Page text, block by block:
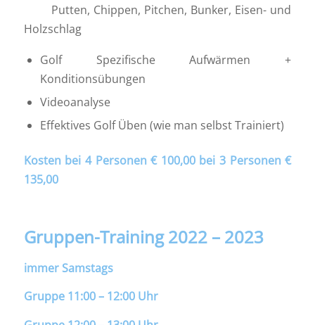
Putten, Chippen, Pitchen, Bunker, Eisen- und
Holzschlag
Golf Spezifische Aufwärmen +
Konditionsübungen
Videoanalyse
Effektives Golf Üben (wie man selbst Trainiert)
Kosten bei 4 Personen € 100,00 bei 3 Personen €
135,00
Gruppen-Training 2022 – 2023
immer Samstags
Gruppe 11:00 – 12:00 Uhr